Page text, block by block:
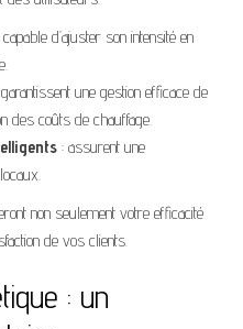
capable d’ajuster son intensité en
une gestion efficace de
des coûts de chauffage.
: assurent une
non seulement votre efficacité
de vos clients.
: un